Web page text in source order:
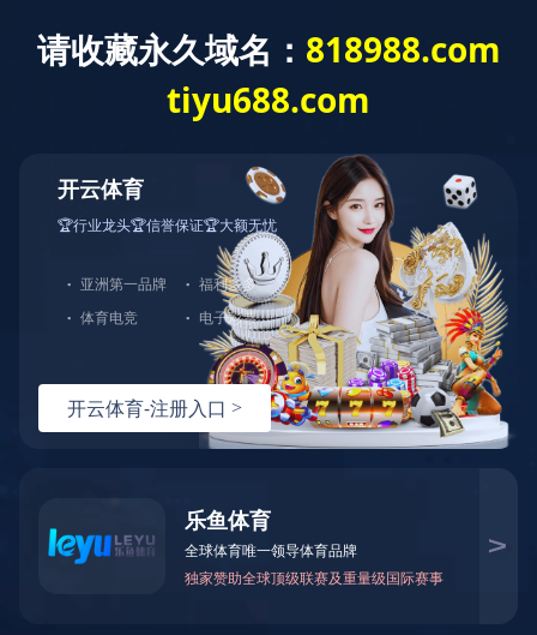
划重点！带你速读党的二十届四中全会公报里的8个高
日期：2025/12/02 11:20 浏览：403